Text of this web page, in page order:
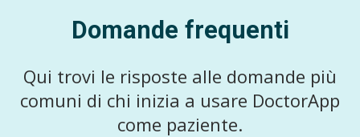
Domande frequenti
Qui trovi le risposte alle domande più
comuni di chi inizia a usare DoctorApp
come paziente.